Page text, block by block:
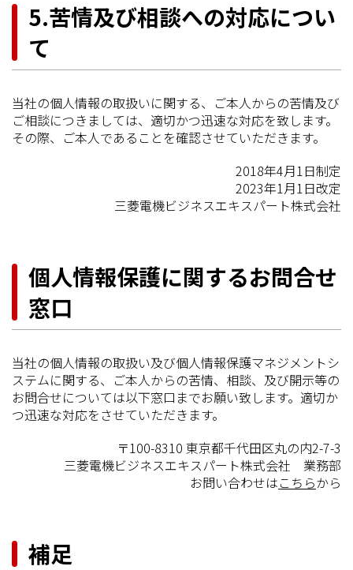
5.苦情及び相談への対応につい
て
当社の個人情報の取扱いに関する、ご本人からの苦情及び
ご相談につきましては、適切かつ迅速な対応を致します。
その際、ご本人であることを確認させていただきます。
2018年4月1日制定
2023年1月1日改定
三菱電機ビジネスエキスパート株式会社
個人情報保護に関するお問合せ
窓口
当社の個人情報の取扱い及び個人情報保護マネジメントシ
ステムに関する、ご本人からの苦情、相談、及び開示等の
お問合せについては以下窓口までお願い致します。適切か
つ迅速な対応をさせていただきます。
〒100-8310 東京都千代田区丸の内2-7-3
三菱電機ビジネスエキスパート株式会社 業務部
お問い合わせはこちらから
補足